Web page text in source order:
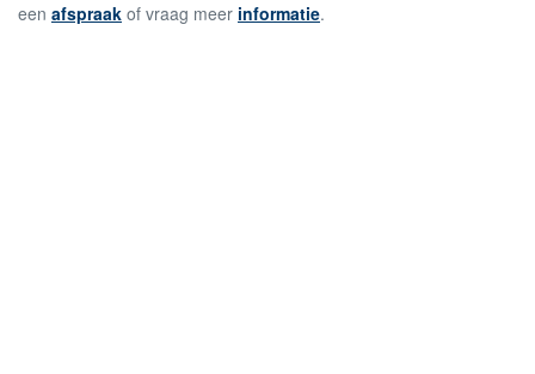
een afspraak of vraag meer informatie.